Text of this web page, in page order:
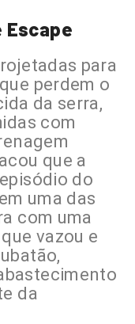
Escape
para
perdem o
da serra,
com
que a
do
uma das
com uma
vazou e
da